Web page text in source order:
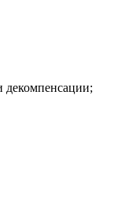
декомпенсации;